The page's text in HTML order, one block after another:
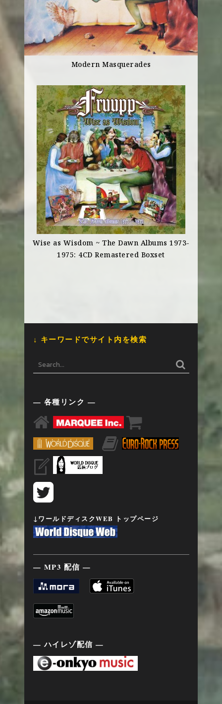
Modern Masquerades
Wise as Wisdom ~ The Dawn Albums 1973-
1975: 4CD Remastered Boxset
↓ キーワードでサイト内を検索
— 各種リンク —
↓ワールドディスクWEB トップページ
— MP3 配信 —
— ハイレゾ配信 —